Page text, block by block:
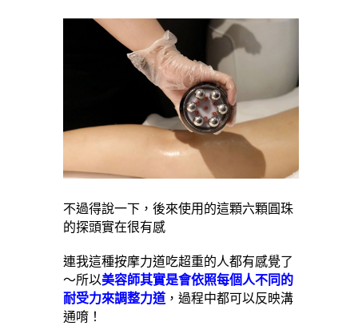
不過得說一下，後來使用的這顆六顆圓珠
的探頭實在很有感
連我這種按摩力道吃超重的人都有感覺了
～所以美容師其實是會依照每個人不同的
耐受力來調整力道 ，過程中都可以反映溝
通唷！